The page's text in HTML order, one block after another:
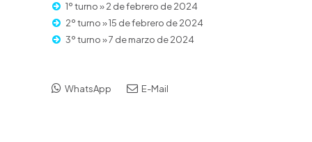
1º turno » 2 de febrero de 2024
2º turno » 15 de febrero de 2024
3º turno » 7 de marzo de 2024
WhatsApp E-Mail